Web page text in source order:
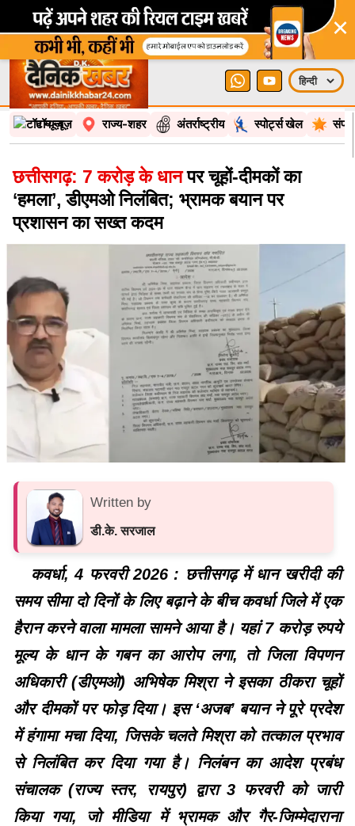
×
टॉप न्यूज़ राज्य-शहर अंतर्राष्ट्रीय स्पोर्ट्स खेल
छत्तीसगढ़: 7 करोड़ के धानपर चूहों-दीमकों का
‘हमला’, डीएमओ निलंबित; भ्रामक बयान पर
प्रशासन का सख्त कदम
Written by
डी.के. सरजाल
कवर्धा, 4 फरवरी 2026 : छत्तीसगढ़ में धान खरीदी की
समय सीमा दो दिनों के लिए बढ़ाने के बीच कवर्धा जिले में एक
हैरान करने वाला मामला सामने आया है। यहां 7 करोड़ रुपये
मूल्य के धान के गबन का आरोप लगा, तो जिला विपणन
अधिकारी (डीएमओ) अभिषेक मिश्रा ने इसका ठीकरा चूहों
और दीमकों पर फोड़ दिया। इस ‘अजब’ बयान ने पूरे प्रदेश
में हंगामा मचा दिया, जिसके चलते मिश्रा को तत्काल प्रभाव
से निलंबित कर दिया गया है। निलंबन का आदेश प्रबंध
संचालक (राज्य स्तर, रायपुर) द्वारा 3 फरवरी को जारी
किया गया, जो मीडिया में भ्रामक और गैर-जिम्मेदाराना